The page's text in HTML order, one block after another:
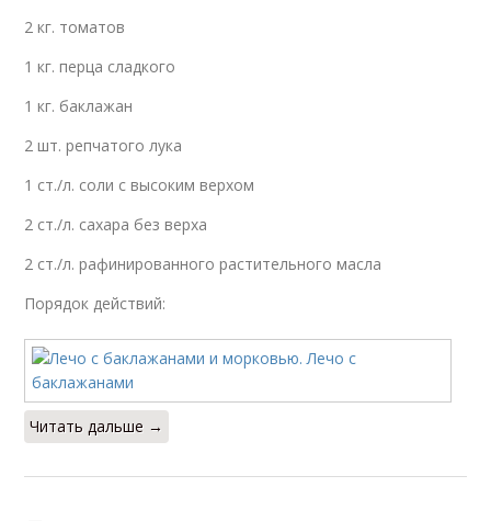
2 кг. томатов
1 кг. перца сладкого
1 кг. баклажан
2 шт. репчатого лука
1 ст./л. соли с высоким верхом
2 ст./л. сахара без верха
2 ст./л. рафинированного растительного масла
Порядок действий:
Читать дальше →